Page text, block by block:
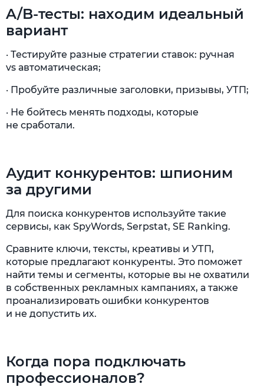
A/B-тесты: находим идеальный
вариант
· Тестируйте разные стратегии ставок: ручная
vs автоматическая;
· Пробуйте различные заголовки, призывы, УТП;
· Не бойтесь менять подходы, которые
не сработали.
Аудит конкурентов: шпионим
за другими
Для поиска конкурентов используйте такие
сервисы, как SpyWords, Serpstat, SE Ranking.
Сравните ключи, тексты, креативы и УТП,
которые предлагают конкуренты. Это поможет
найти темы и сегменты, которые вы не охватили
в собственных рекламных кампаниях, а также
проанализировать ошибки конкурентов
и не допустить их.
Когда пора подключать
профессионалов?